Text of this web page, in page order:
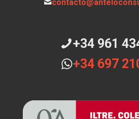
+34 961
+34 697